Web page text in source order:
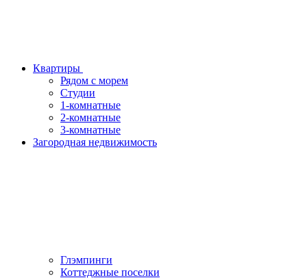
Квартиры
Рядом с морем
Студии
1-комнатные
2-комнатные
3-комнатные
Загородная недвижимость
Глэмпинги
Коттеджные поселки